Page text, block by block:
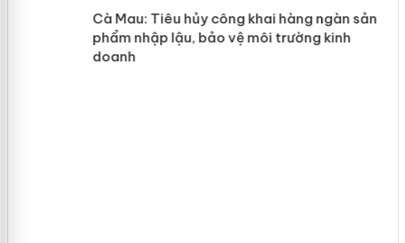
Hưng Yên: Xử lý 6 hộ kinh doanh bán
hàng giả mạo nhãn hiệu Adidas, Nike